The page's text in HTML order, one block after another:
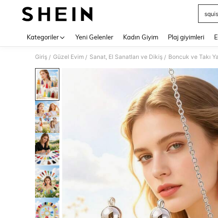
Kategoriler Yeni Gelenler Kadın Giyim Plaj giyimleri
Giriş / Güzel Evim / Sanat, El Sanatları ve Dikiş / Boncuk ve Takı